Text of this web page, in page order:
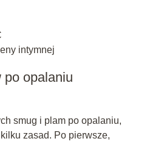
intymnej
po opalaniu
smug i plam po opalaniu,
zasad. Po pierwsze,